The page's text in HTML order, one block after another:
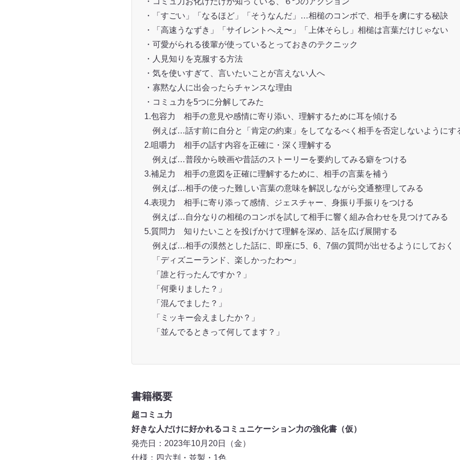
・「すごい」「なるほど」「そうなんだ」…相槌のコンボで、相手を虜にする秘訣
・「高速うなずき」「サイレントへえ〜」「上体そらし」相槌は言葉だけじゃない
・可愛がられる後輩が使っているとっておきのテクニック
・人見知りを克服する方法
・気を使いすぎて、言いたいことが言えない人へ
・寡黙な人に出会ったらチャンスな理由
・コミュ力を5つに分解してみた
1.包容力 相手の意見や感情に寄り添い、理解するために耳を傾ける
例えば…話す前に自分と「肯定の約束」をしてなるべく相手を否定しないようにす
2.咀嚼力 相手の話す内容を正確に・深く理解する
例えば…普段から映画や昔話のストーリーを要約してみる癖をつける
3.補足力 相手の意図を正確に理解するために、相手の言葉を補う
例えば…相手の使った難しい言葉の意味を解説しながら交通整理してみる
4.表現力 相手に寄り添って感情、ジェスチャー、身振り手振りをつける
例えば…自分なりの相槌のコンボを試して相手に響く組み合わせを見つけてみる
5.質問力 知りたいことを投げかけて理解を深め、話を広げ展開する
例えば…相手の漠然とした話に、即座に5、6、7個の質問が出せるようにしておく
「ディズニーランド、楽しかったわ〜」
「誰と行ったんですか？」
「何乗りました？」
「混んでました？」
「ミッキー会えましたか？」
「並んでるときって何してます？」
書籍概要
超コミュ力
好きな人だけに好かれるコミュニケーション力の強化書（仮）
発売日：2023年10月20日（金）
仕様：四六判・並製・1色